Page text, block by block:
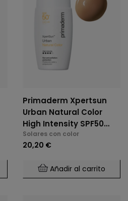
Primaderm Xpertsun
Urban Natural Color
High Intensity SPF50
50ml
Solares con color
20,20 €
Añadir al carrito